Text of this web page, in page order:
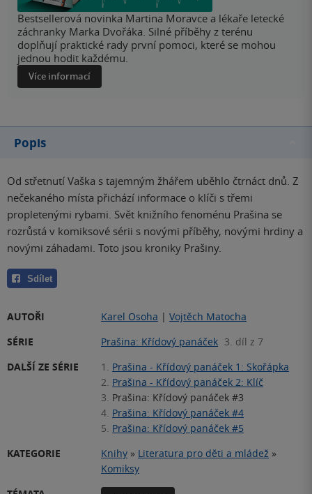
Bestsellerová novinka Martina Moravce a lékaře letecké
záchranky Marka Dvořáka. Silné příběhy z terénu
doplňují praktické rady první pomoci, které se mohou
jednou hodit každému.
Více informací
Popis
Od střetnutí Vaška s tajemným žhářem uběhlo čtrnáct dnů. Z
nečekaného místa přichází informace o klíči s třemi
propletenými rybami. Svět knižního fenoménu Prašina se
rozrůstá v komiksové sérii s novými příběhy, novými hrdiny a
novými záhadami. Toto jsou kroniky Prašiny.
Sdílet
AUTOŘI Karel Osoha | Vojtěch Matocha
SÉRIE
Prašina: Křídový panáček 3. díl z 7
DALŠÍ ZE SÉRIE
1. Prašina - Křídový panáček 1: Skořápka
2. Prašina - Křídový panáček 2: Klíč
3. Prašina: Křídový panáček #3
4. Prašina: Křídový panáček #4
5. Prašina: Křídový panáček #5
KATEGORIE
Knihy » Literatura pro děti a mládež »
Komiksy